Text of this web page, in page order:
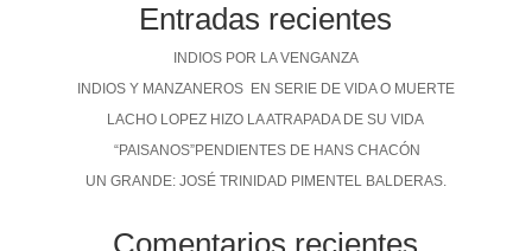
Entradas recientes
INDIOS POR LA VENGANZA
INDIOS Y MANZANEROS EN SERIE DE VIDA O MUERTE
LACHO LOPEZ HIZO LA ATRAPADA DE SU VIDA
“PAISANOS”PENDIENTES DE HANS CHACÓN
UN GRANDE: JOSÉ TRINIDAD PIMENTEL BALDERAS.